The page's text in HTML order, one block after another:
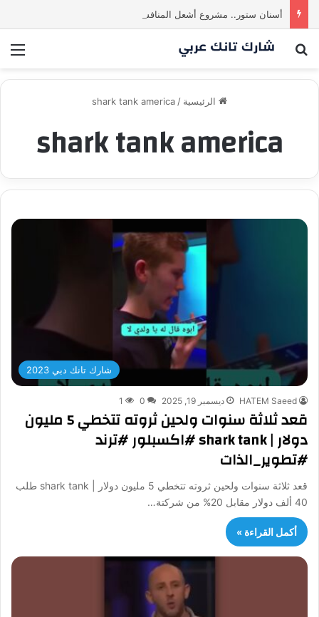
بحث عن
الرئيسية /
shark tank america
shark tank america
شارك تانك دبي 2023
HATEM Saeed ديسمبر 19, 2025 0
1
قعد ثلاثة سنوات ولحين ثروته تتخطي 5 مليون
دولار | shark tank #اكسبلور #ترند
#تطوير_الذات
قعد ثلاثة سنوات ولحين ثروته تتخطي 5 مليون دولار | shark tank طلب
40 ألف دولار مقابل 20% من شركتة…
أكمل القراءة »